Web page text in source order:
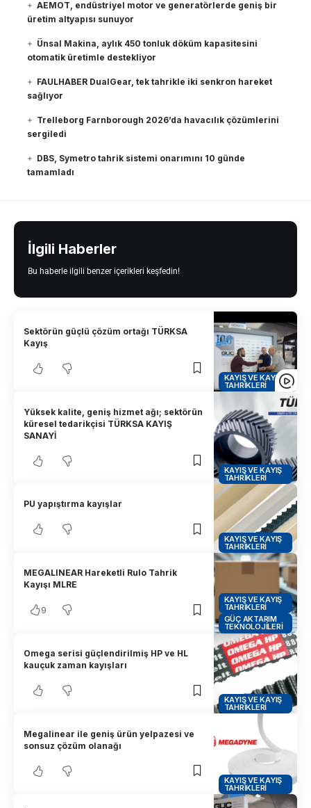
AEMOT, endüstriyel motor ve generatörlerde geniş bir
üretim altyapısı sunuyor
Ünsal Makina, aylık 450 tonluk döküm kapasitesini
otomatik üretimle destekliyor
FAULHABER DualGear, tek tahrikle iki senkron hareket
sağlıyor
Trelleborg Farnborough 2026’da havacılık çözümlerini
sergiledi
DBS, Symetro tahrik sistemi onarımını 10 günde
tamamladı
İlgili Haberler
Bu haberle ilgili benzer içerikleri keşfedin!
KAYIŞ VE KAYIŞ
TAHRIKLERI
Sektörün güçlü çözüm ortağı TÜRKSA
Kayış
KAYIŞ VE KAYIŞ
TAHRIKLERI
Yüksek kalite, geniş hizmet ağı; sektörün
küresel tedarikçisi TÜRKSA KAYIŞ
SANAYİ
KAYIŞ VE KAYIŞ
TAHRIKLERI
PU yapıştırma kayışlar
KAYIŞ VE KAYIŞ
TAHRIKLERI
GÜÇ AKTARIM
TEKNOLOJILERI
MEGALINEAR Hareketli Rulo Tahrik
Kayışı MLRE
9
KAYIŞ VE KAYIŞ
TAHRIKLERI
Omega serisi güçlendirilmiş HP ve HL
kauçuk zaman kayışları
KAYIŞ VE KAYIŞ
TAHRIKLERI
Megalinear ile geniş ürün yelpazesi ve
sonsuz çözüm olanağı